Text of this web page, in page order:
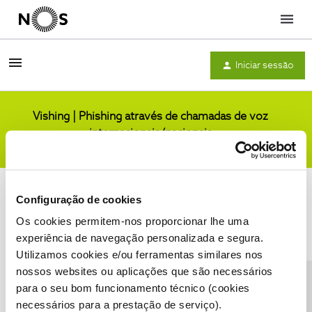
Configuração de cookies
Os cookies permitem-nos proporcionar lhe uma
experiência de navegação personalizada e segura.
Utilizamos cookies e/ou ferramentas similares nos
nossos websites ou aplicações que são necessários
para o seu bom funcionamento técnico (cookies
necessários para a prestação de serviço).
Menu
Iniciar sessão
Vishing | Phishing através de chamadas de voz
internacionais/nacionais
Condições do Fórum NOS Accessibility statement